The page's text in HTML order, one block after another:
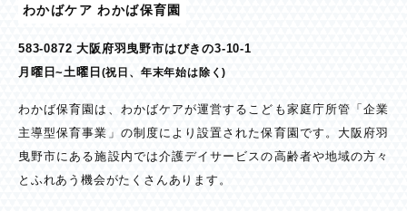
わかばケア わかば保育園
583-0872 大阪府羽曳野市はびきの3-10-1
月曜日~土曜日(祝日、年末年始は除く)
わかば保育園は、わかばケアが運営するこども家庭庁所管「企業
主導型保育事業」の制度により設置された保育園です。大阪府羽
曳野市にある施設内では介護デイサービスの高齢者や地域の方々
とふれあう機会がたくさんあります。